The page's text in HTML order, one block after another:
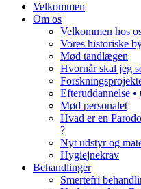
Velkommen
Om os
Velkommen hos
Vores historiske
Mød tandlægen
Hvornår skal jeg
Efteruddannelse
Mød personalet
Hvad er en
?
Nyt udstyr og
Hygiejnekrav
Behandlinger
Smertefri